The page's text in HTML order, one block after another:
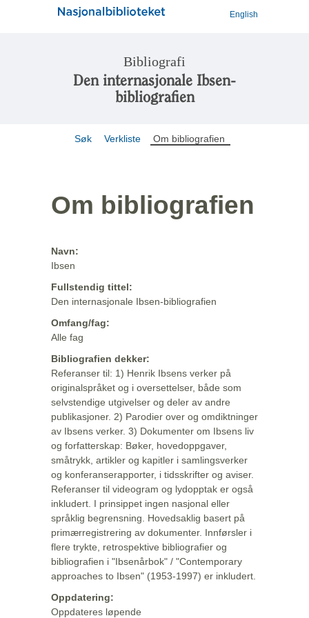
English
Bibliografi
Den internasjonale Ibsen-
bibliografien
Søk Verkliste Om bibliografien
Om bibliografien
Navn:
Ibsen
Fullstendig tittel:
Den internasjonale Ibsen-bibliografien
Omfang/fag:
Alle fag
Bibliografien dekker:
Referanser til: 1) Henrik Ibsens verker på
originalspråket og i oversettelser, både som
selvstendige utgivelser og deler av andre
publikasjoner. 2) Parodier over og omdiktninger
av Ibsens verker. 3) Dokumenter om Ibsens liv
og forfatterskap: Bøker, hovedoppgaver,
småtrykk, artikler og kapitler i samlingsverker
og konferanserapporter, i tidsskrifter og aviser.
Referanser til videogram og lydopptak er også
inkludert. I prinsippet ingen nasjonal eller
språklig begrensning. Hovedsaklig basert på
primærregistrering av dokumenter. Innførsler i
flere trykte, retrospektive bibliografier og
bibliografien i "Ibsenårbok" / "Contemporary
approaches to Ibsen" (1953-1997) er inkludert.
Oppdatering:
Oppdateres løpende